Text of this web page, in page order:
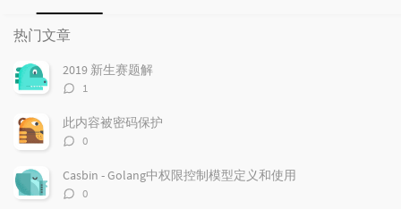
热
门
文
章
热门文章
2019 新生赛题解
评
数：
1
此内容被密码保护
评
数：
0
Casbin - Golang中权限控制模型定义和使用
评
0